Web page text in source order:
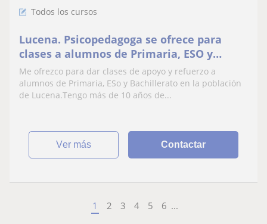
Todos los cursos
Lucena. Psicopedagoga se ofrece para
clases a alumnos de Primaria, ESO y
Bachillerato
Me ofrezco para dar clases de apoyo y refuerzo a
alumnos de Primaria, ESo y Bachillerato en la población
de Lucena.Tengo más de 10 años de...
ver más Contactar
1 2 3 4 5 6 ...